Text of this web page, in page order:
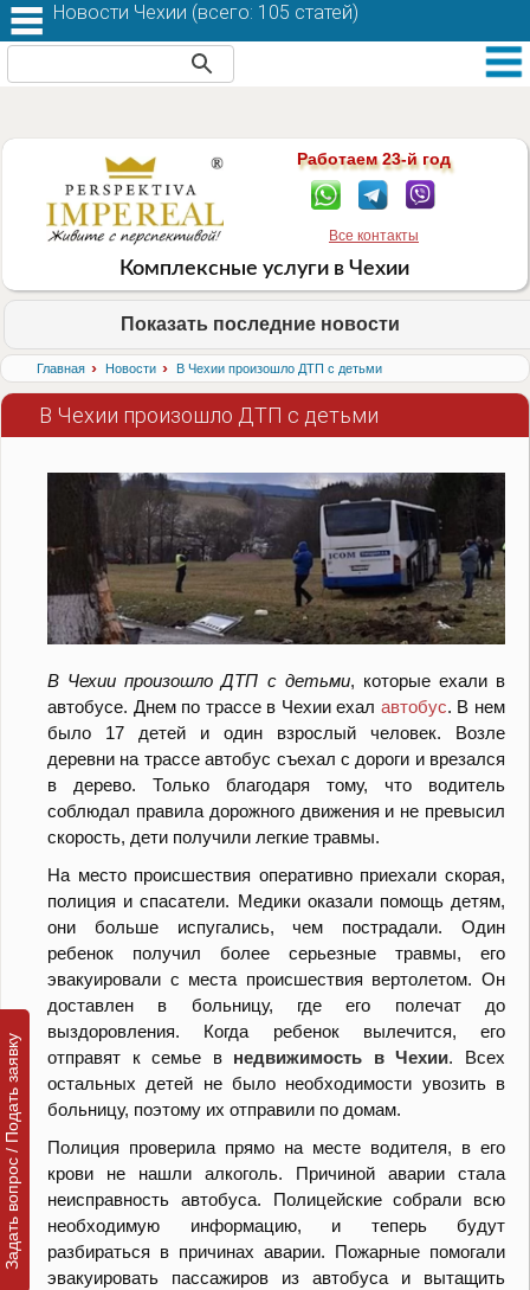
Работаем 23-й год
Все контакты
Комплексные услуги в Чехии
Показать последние новости
Главная › Новости › В Чехии произошло ДТП с детьми
В Чехии произошло ДТП с детьми
В Чехии произошло ДТП с детьми, которые ехали в
автобусе. Днем по трассе в Чехии ехал автобус. В нем
было 17 детей и один взрослый человек. Возле
деревни на трассе автобус съехал с дороги и врезался
в дерево. Только благодаря тому, что водитель
соблюдал правила дорожного движения и не превысил
скорость, дети получили легкие травмы.
На место происшествия оперативно приехали скорая,
полиция и спасатели. Медики оказали помощь детям,
они больше испугались, чем пострадали. Один
ребенок получил более серьезные травмы, его
эвакуировали с места происшествия вертолетом. Он
доставлен в больницу, где его полечат до
выздоровления. Когда ребенок вылечится, его
отправят к семье в недвижимость в Чехии. Всех
остальных детей не было необходимости увозить в
больницу, поэтому их отправили по домам.
Полиция проверила прямо на месте водителя, в его
крови не нашли алкоголь. Причиной аварии стала
неисправность автобуса. Полицейские собрали всю
необходимую информацию, и теперь будут
разбираться в причинах аварии. Пожарные помогали
эвакуировать пассажиров из автобуса и вытащить
Новости Чехии (всего: 105 статей)
Задать вопрос / Подать заявку